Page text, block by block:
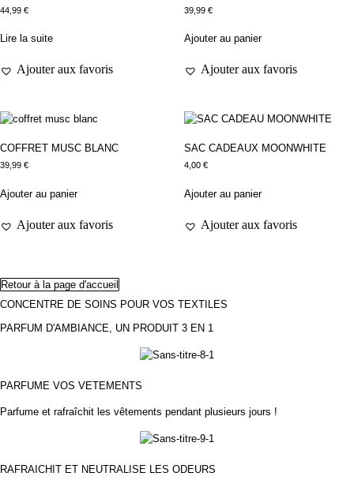
44,99 €
Lire la suite
Ajouter aux favoris
39,99 €
Ajouter au panier
Ajouter aux favoris
COFFRET MUSC BLANC
39,99 €
Ajouter au panier
Ajouter aux favoris
SAC CADEAUX MOONWHITE
4,00 €
Ajouter au panier
Ajouter aux favoris
Retour à la page d'accueil
CONCENTRE DE SOINS POUR VOS TEXTILES
PARFUM D'AMBIANCE, UN PRODUIT 3 EN 1
PARFUME VOS VETEMENTS
Parfume et rafraîchit les vêtements pendant plusieurs jours !
RAFRAICHIT ET NEUTRALISE LES ODEURS